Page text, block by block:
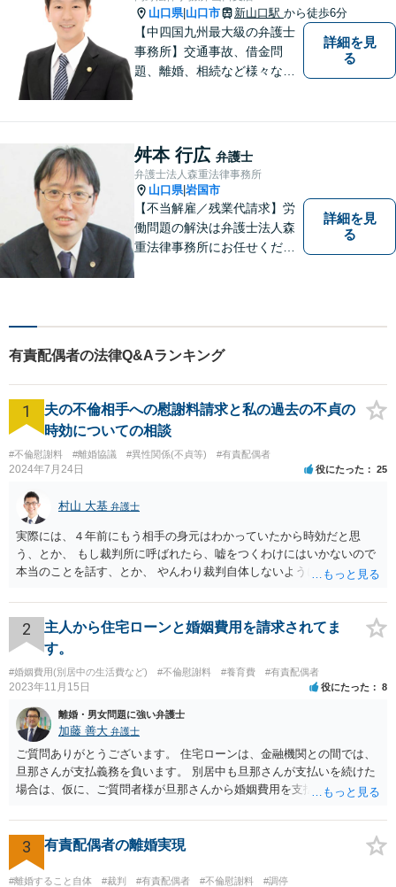
山口県| 山口市 新山口駅 から徒歩6分
【中四国九州最大級の弁護士
事務所】交通事故、借金問
題、離婚、相続など様々な問
い！
詳細を見
る
舛本 行広 弁護士
弁護士法人森重法律事務所
山口県|岩国市
【不当解雇／残業代請求】労
働問題の解決は弁護士法人森
重法律事務所にお任せくださ
詳細を見
る
有責配偶者の法律Q&Aランキング
1
夫の不倫相手への慰謝料請求と私の過去の不貞の
時効についての相談
#不倫慰謝料 #離婚協議 #異性関係(不貞等) #有責配偶者
2024年7月24日 役にたった 25
村山 大基 弁護士
実際には、４年前にもう相手の身元はわかっていたから時効だと思
う、とか、 もし裁判所に呼ばれたら、嘘をつくわけにはいかないので
本当のことを話す、とか、 やんわり裁判自体しないように説得するの
2
主人から住宅ローンと婚姻費用を請求されてま
す。
#婚姻費用(別居中の生活費など) #不倫慰謝料 #養育費 #有責配偶者
2023年11月15日 役にたった 8
離婚・男女問題に強い弁護士
加藤 善大 弁護士
ご質問ありがとうございます。 住宅ローンは、金融機関との間では、
旦那さんが支払義務を負います。 別居中も旦那さんが支払いを続けた
場合は、仮に、ご質問者様が旦那さんから婚姻費用を支払ってもらう
部の額を引いた額が婚姻費用として支払われることになることが多い
です。 また、離婚をする際の財産分与において考慮されることもあり
ます。 他方、旦那さんが住宅ローンを支払わなくなってしまう場合が
あります。 その場合に、ご質問者様が、その後もご自宅に住み続けた
3 有責配偶者の離婚実現
#離婚すること自体 #裁判 #有責配偶者 #不倫慰謝料 #調停